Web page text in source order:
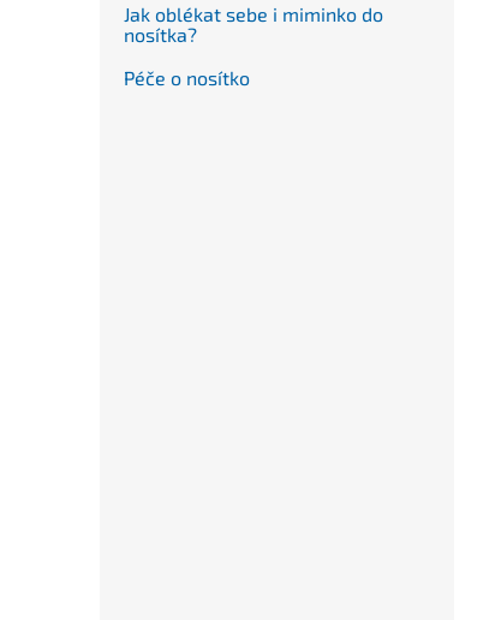
Jak oblékat sebe i miminko do
nosítka?
Péče o nosítko